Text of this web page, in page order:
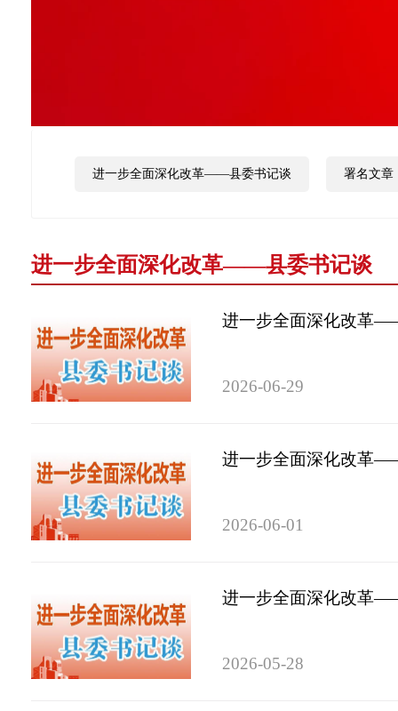
进一步全面深化改革——县委书记谈 署名文章
进一步全面深化改革——县委书记谈
进一步全面深化改革
2026-06-29
进一步全面深化改革
2026-06-01
进一步全面深化改革
2026-05-28